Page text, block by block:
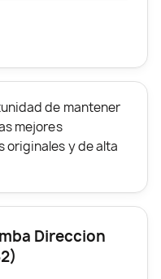
de mantener
mejores
originales y de alta
Direccion